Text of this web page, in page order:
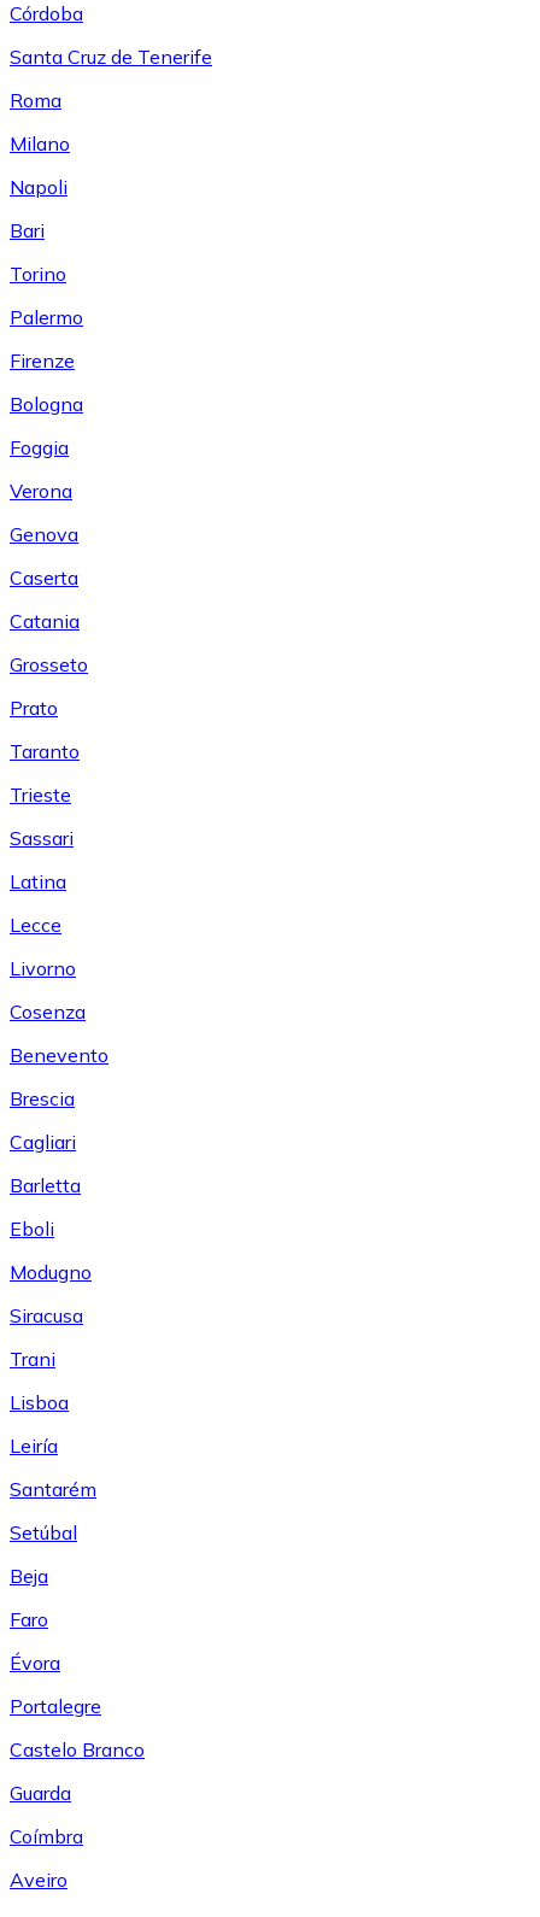
Córdoba
Santa Cruz de Tenerife
Roma
Milano
Napoli
Bari
Torino
Palermo
Firenze
Bologna
Foggia
Verona
Genova
Caserta
Catania
Grosseto
Prato
Taranto
Trieste
Sassari
Latina
Lecce
Livorno
Cosenza
Benevento
Brescia
Cagliari
Barletta
Eboli
Modugno
Siracusa
Trani
Lisboa
Leiría
Santarém
Setúbal
Beja
Faro
Évora
Portalegre
Castelo Branco
Guarda
Coímbra
Aveiro